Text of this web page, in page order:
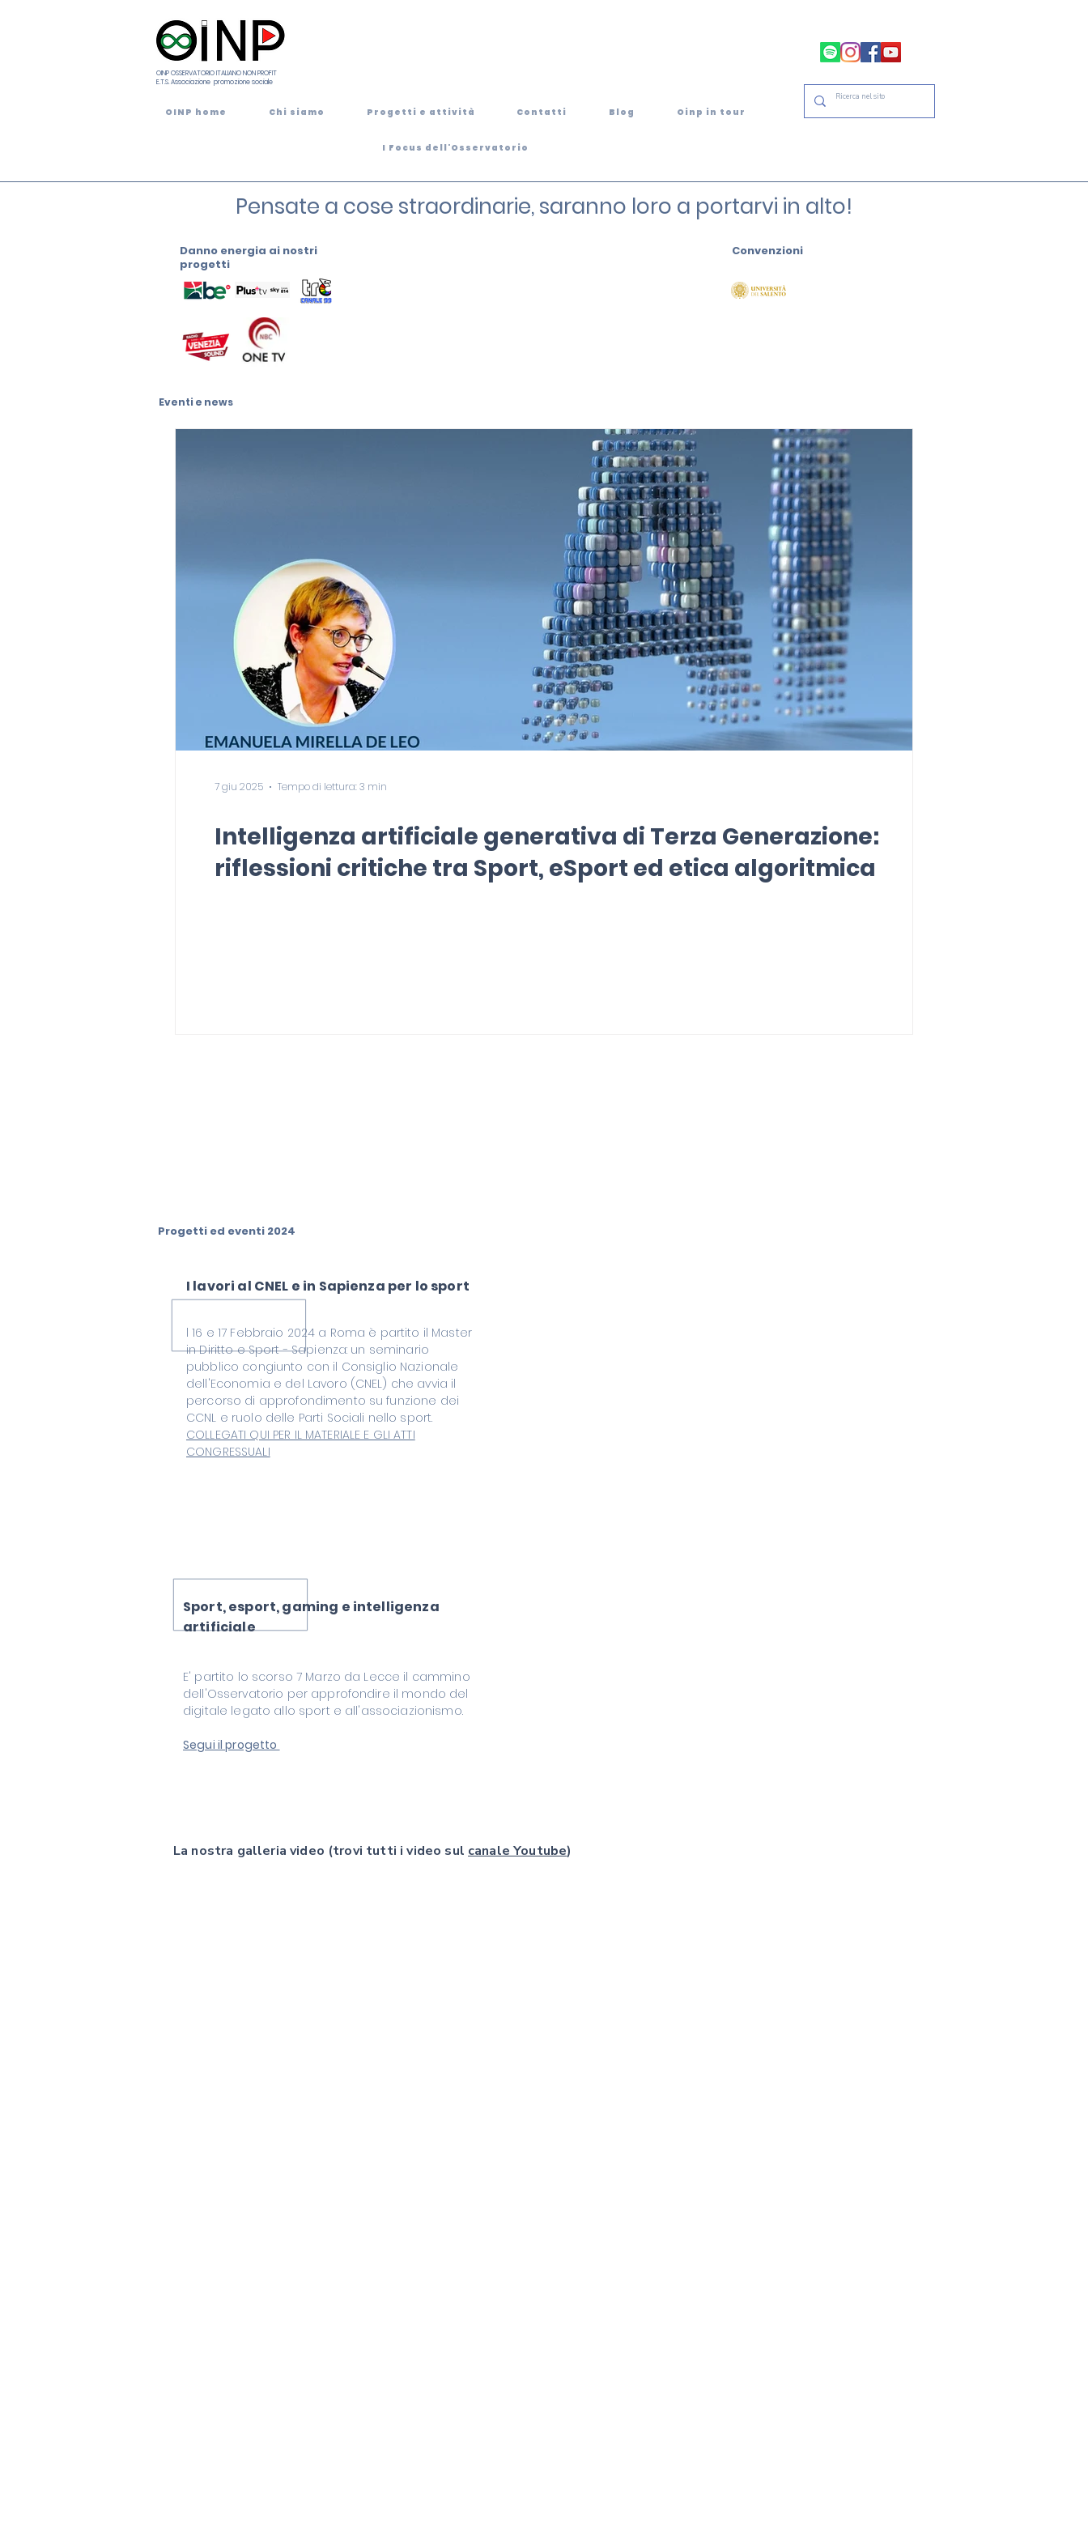
OINP OSSERVATORIO ITALIANO NON PROFIT
E.T.S. Associazione promozione sociale
OINP home Chi siamo Progetti e attività Contatti Blog Oinp in tour
I Focus dell'Osservatorio
Pensate a cose straordinarie, saranno loro a portarvi in alto!
Danno energia ai nostri
progetti
Convenzioni
Eventi e news
Intelligenza artificiale generativa di Terza Generazione:
riflessioni critiche tra Sport, eSport ed etica algoritmica
7 giu 2025 Tempo di lettura: 3 min
I lavori al CNEL e in Sapienza per lo sport
l 16 e 17 Febbraio 2024 a Roma è partito il Master
in Diritto e Sport - Sapienza: un seminario
pubblico congiunto con il Consiglio Nazionale
dell'Economia e del Lavoro (CNEL) che avvia il
percorso di approfondimento su funzione dei
CCNL e ruolo delle Parti Sociali nello sport.
COLLEGATI QUI PER IL MATERIALE E GLI ATTI
CONGRESSUALI
Progetti ed eventi 2024
Sport, esport, gaming e intelligenza
artificiale
E' partito lo scorso 7 Marzo da Lecce il cammino
dell'Osservatorio per approfondire il mondo del
digitale legato allo sport e all'associazionismo.
Segui il progetto
La nostra galleria video (trovi tutti i video sul canale Youtube)